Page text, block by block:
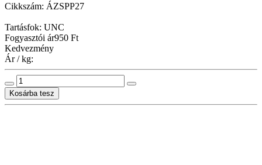
Cikkszám: ÁZSPP27
Tartásfok: UNC
Fogyasztói ár950 Ft
Kedvezmény
Ár / kg: